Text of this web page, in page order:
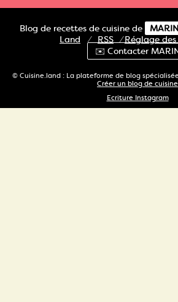
Blog de recettes de cuisine de
Land
⁄ RSS ⁄Réglage
✉️ Contacter
© Cuisine.land : La plateforme de blog
Créer un blog de cuisine
Ecriture Instagram